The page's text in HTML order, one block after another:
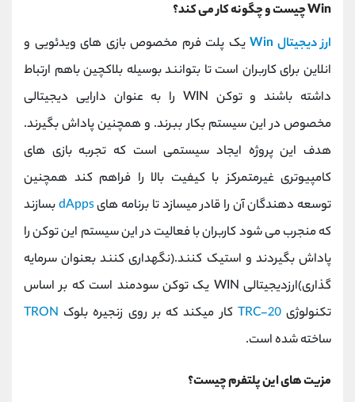
Win چیست و چگونه کار می کند؟
ارز دیجیتال Win
یک پلت فرم مخصوص بازی های ویدئویی و
انلاین برای کاربران است تا بتوانند بوسیله بلاکچین باهم ارتباط
داشته باشند و توکن WIN را به عنوان دارایی دیجیتالی
مخصوص در این سیستم بکار ببرند. و همچنین پاداش بگیرند.
هدف این پروژه ایجاد سیستمی است که تجربه بازی های
کامپیوتری غیرمتمرکز با کیفیت بالا را فراهم کند همچنین
توسعه دهندگان آن را قادر میسازد تا برنامه هایdAppsبسازند
که منجرب می شود کاربران با فعالیت در این سیستم این توکن را
پاداش بگیردند و استیک کنند.(نگهداری کنند بعنوان سرمایه
گذاری)ارزدیجیتالی WIN یک توکن سودمند است که بر اساس
تکنولوژیTRC-20 کار میکند که بر روی زنجیره بلوک TRON
ساخته شده است.
مزیت های این پلتفرم چیست؟